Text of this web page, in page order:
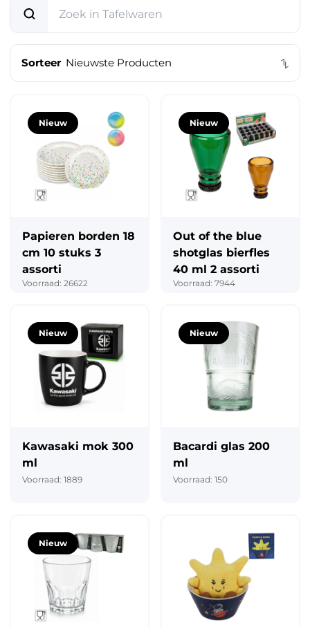
Speelgoed & vrije tijd
Mode & verzorging
Kantoor & school
Dier, tuin & klussen
Sorteer
Nieuw
Papieren borden 18
cm 10 stuks 3
assorti
Voorraad: 26622
Nieuw
Out of the blue
shotglas bierfles
40 ml 2 assorti
Voorraad: 7944
Nieuw
Kawasaki mok 300
ml
Voorraad: 1889
Nieuw
Bacardi glas 200
ml
Voorraad: 150
Nieuw